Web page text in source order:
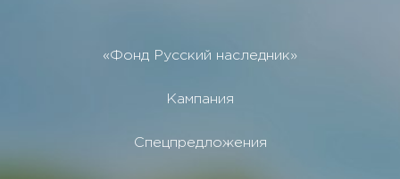
«Фонд Русский наследник»
Кампания
Спецпредложения